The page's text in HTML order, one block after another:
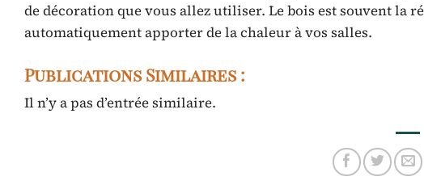
de décoration que vous allez utiliser. Le bois est souvent la
automatiquement apporter de la chaleur à vos salles.
Publications Similaires :
Il n’y a pas d’entrée similaire.